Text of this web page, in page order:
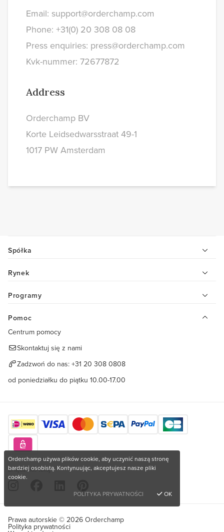
Email: support@orderchamp.com
Phone: +31(0) 20 308 08 08
Press enquiries: press@orderchamp.com
Kvk-nummer: 72677872
Address
Orderchamp BV
Korte Leidsedwarsstraat 49-1
1017 PW Amsterdam
Spółka
Rynek
Programy
Pomoc
Centrum pomocy
Skontaktuj się z nami
Zadzwoń do nas: +31 20 308 0808
od poniedziałku do piątku 10.00-17.00
Znajdź nas tutaj
Prawa autorskie © 2026 Orderchamp
Polityka prywatności
Orderchamp używa plików cookie, aby uczynić naszą stronę
bardziej osobistą. Kontynuując, akceptujesz nasze pliki
cookie.
POLITYKA PRYWATNOŚCI
OK